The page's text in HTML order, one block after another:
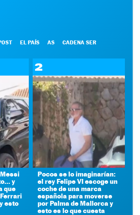
EL PAÍS AS CADENA SER
y
que
esto
2
Pocos se lo imaginarían:
el rey Felipe VI escoge un
coche de una marca
española para moverse
por Palma de Mallorca y
esto es lo que cuesta